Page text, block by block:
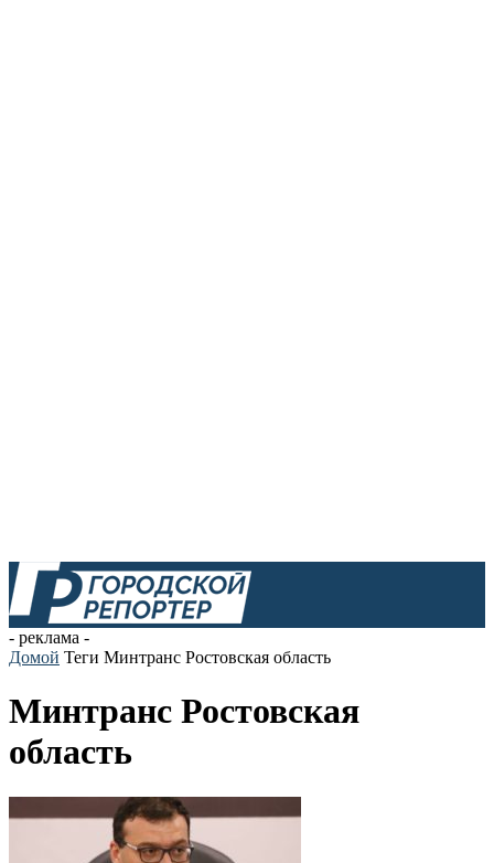
- реклама -
Домой Теги Минтранс Ростовская область
Минтранс Ростовская
область